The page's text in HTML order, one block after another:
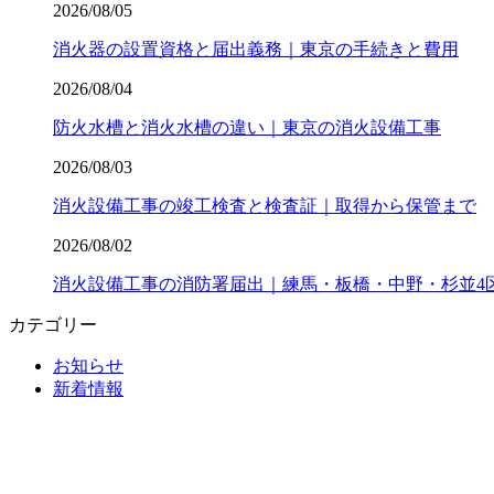
2026/08/05
消火器の設置資格と届出義務｜東京の手続きと費用
2026/08/04
防火水槽と消火水槽の違い｜東京の消火設備工事
2026/08/03
消火設備工事の竣工検査と検査証｜取得から保管まで
2026/08/02
消火設備工事の消防署届出｜練馬・板橋・中野・杉並4
カテゴリー
お知らせ
新着情報